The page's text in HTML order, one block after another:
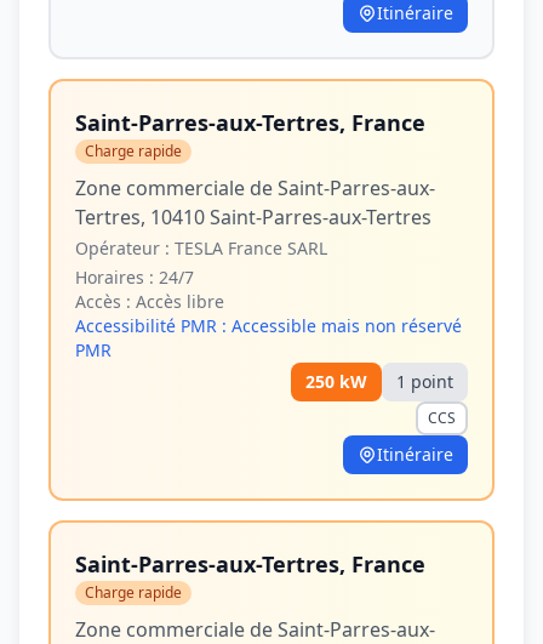
Itinéraire
Saint-Parres-aux-Tertres, France
Charge rapide
Zone commerciale de Saint-Parres-aux-
Tertres, 10410 Saint-Parres-aux-Tertres
Opérateur : TESLA France SARL
Horaires : 24/7
Accès : Accès libre
Accessibilité PMR : Accessible mais non réservé
PMR
250 kW 1 point
CCS
Itinéraire
Saint-Parres-aux-Tertres, France
Charge rapide
Zone commerciale de Saint-Parres-aux-